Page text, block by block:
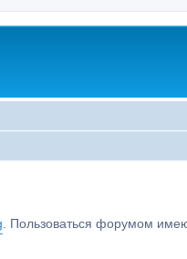
. Пользоваться форумом